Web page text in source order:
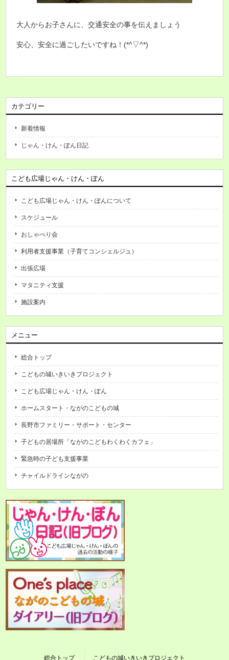
大人からお子さんに、交通安全の事を伝えましょう
安心、安全に過ごしたいですね！(*^▽^*)
カテゴリー
新着情報
じゃん・けん・ぽん日記
こども広場じゃん・けん・ぽん
こども広場じゃん・けん・ぽんについて
スケジュール
おしゃべり会
利用者支援事業（子育てコンシェルジュ）
出張広場
マタニティ支援
施設案内
メニュー
総合トップ
こどもの城いきいきプロジェクト
こども広場じゃん・けん・ぽん
ホームスタート・ながのこどもの城
長野市ファミリー・サポート・センター
子どもの居場所「ながのこどもわくわくカフェ」
緊急時の子ども支援事業
チャイルドラインながの
総合トップ こどもの城いきいきプロジェクト